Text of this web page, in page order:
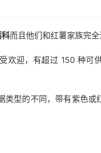
而且他们和红薯家族完全
欢迎，有超过 150 种可
类型的不同，带有紫色